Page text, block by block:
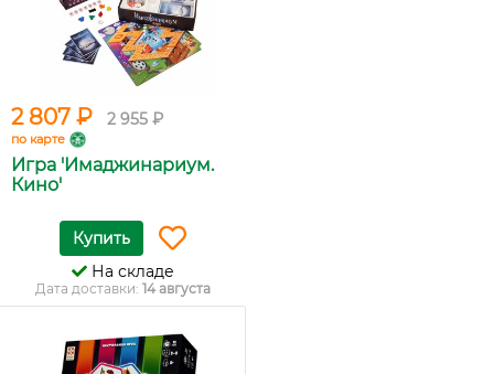
2 807 ₽ 2 955 ₽
по карте
Игра 'Имаджинариум.
Кино'
Купить
На складе
Дата доставки: 14 августа